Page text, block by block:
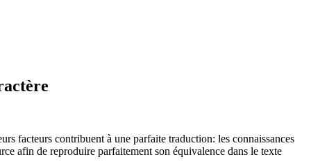
facteurs contribuent à une parfaite traduction: les connaissances
afin de reproduire parfaitement son équivalence dans le texte